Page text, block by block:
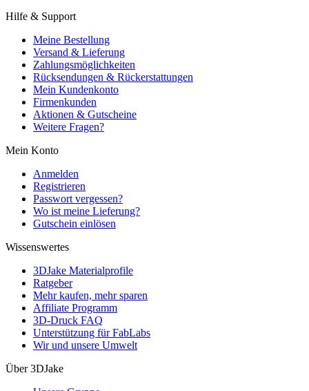
Hilfe & Support
Meine Bestellung
Versand & Lieferung
Zahlungsmöglichkeiten
Rücksendungen & Rückerstattungen
Mein Kundenkonto
Firmenkunden
Aktionen & Gutscheine
Weitere Fragen?
Mein Konto
Anmelden
Registrieren
Passwort vergessen?
Wo ist meine Lieferung?
Gutschein einlösen
Wissenswertes
3DJake Materialprofile
Ratgeber
Mehr kaufen, mehr sparen
Affiliate Programm
3D-Druck FAQ
Unterstützung für FabLabs
Wir und unsere Umwelt
Über 3DJake